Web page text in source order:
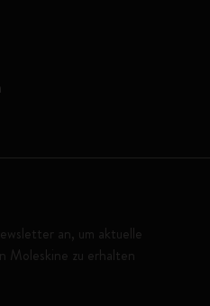
an, um aktuelle
Moleskine zu erhalten